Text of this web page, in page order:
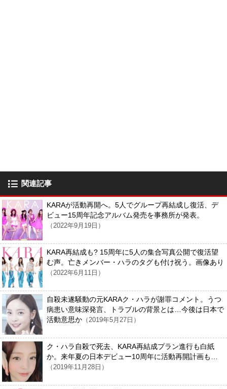
関連記事
KARAが活動再開へ。5人でグループ再結成し復活、デ
ビュー15周年記念アルバム発売を事務所が発表。
（2022年9月19日）
KARA再結成も? 15周年に5人の集合写真公開で復活望
む声。亡きメンバー・ハラのタグも付け祝う。画像あり
（2022年6月11日）
自殺未遂騒動の元KARAク・ハラが謝罪コメント。うつ
病患い意味深発言、トラブルの背景とは…今後は日本で
活動意思か （2019年5月27日）
ク・ハラ自殺で死去、KARA再結成プラン進行も白紙
か。来年夏の日本デビュー10周年に活動再開計画も…
（2019年11月28日）